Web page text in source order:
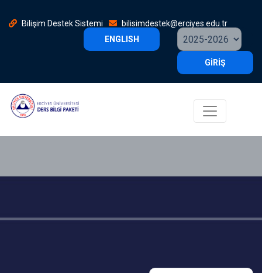
Bilişim Destek Sistemi
bilisimdestek@erciyes.edu.tr
ENGLISH
GİRİŞ